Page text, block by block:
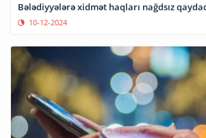
Bələdiyyələrə xidmət haqları nağdsız
10-12-2024